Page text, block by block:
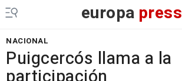
europa press
NACIONAL
Puigcercós llama a la